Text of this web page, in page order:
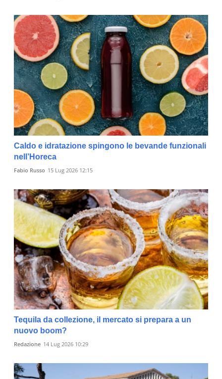
Caldo e idratazione spingono le bevande funzionali
nell’Horeca
Fabio Russo 15 Lug 2026 12:15
Tequila da collezione, il mercato si prepara a un
nuovo boom?
Redazione 14 Lug 2026 10:29